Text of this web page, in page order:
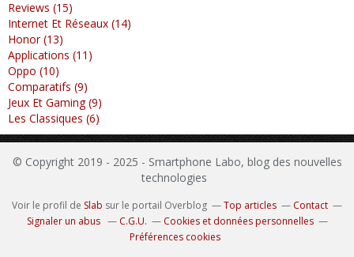
Reviews (15)
Internet Et Réseaux (14)
Honor (13)
Applications (11)
Oppo (10)
Comparatifs (9)
Jeux Et Gaming (9)
Les Classiques (6)
© Copyright 2019 - 2025 - Smartphone Labo, blog des nouvelles
technologies
Voir le profil de Slab sur le portail Overblog Top articles
Contact
Signaler un abus
C.G.U.
Cookies et données personnelles
Préférences cookies